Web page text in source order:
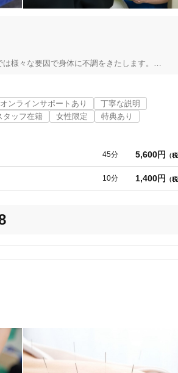
スポーツ鍼灸 レディー
様々な要因で身体に不調をきたします。
いています。
皆様の日々のサポートをしていきます！
整骨院】へご相談ください！
オンラインサポートあり
丁寧な説明
タッフ在籍 女性限定
特典あり
45分 5,600円 （
10分 1,400円 （